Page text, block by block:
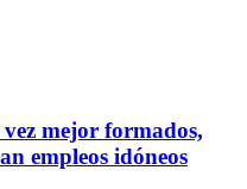
mejor formados,
empleos idóneos